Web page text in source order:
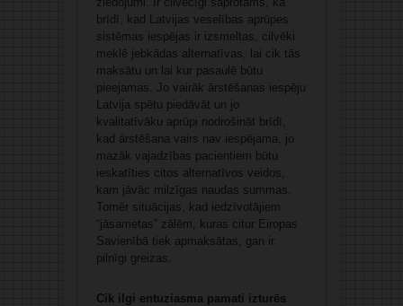
brīdī, kad Latvijas veselības aprūpes
sistēmas iespējas ir izsmeltas, cilvēki
meklē jebkādas alternatīvas, lai cik tās
maksātu un lai kur pasaulē būtu
pieejamas. Jo vairāk ārstēšanas iespēju
Latvija spētu piedāvāt un jo
kvalitatīvāku aprūpi nodrošināt brīdī,
kad ārstēšana vairs nav iespējama, jo
mazāk vajadzības pacientiem būtu
ieskatīties citos alternatīvos veidos,
kam jāvāc milzīgas naudas summas.
Tomēr situācijas, kad iedzīvotājiem
“jāsametas” zālēm, kuras citur Eiropas
Savienībā tiek apmaksātas, gan ir
pilnīgi greizas.
Cik ilgi entuziasma pamati izturēs